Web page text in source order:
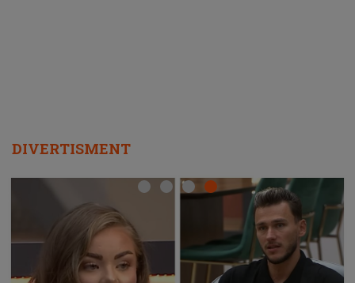
DIVERTISMENT